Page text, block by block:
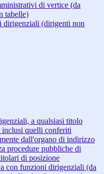
di vertice (da
tabelle)
dirigenziali (dirigenti non
a qualsiasi titolo
quelli conferiti
dall'organo di indirizzo
procedure pubbliche di
di posizione
con funzioni dirigenziali (da